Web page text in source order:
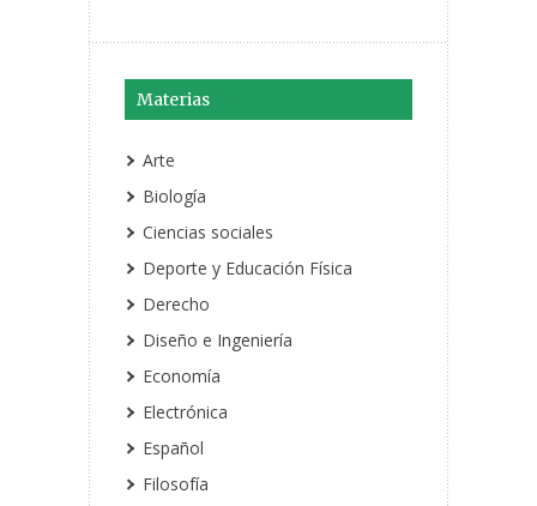
Materias
Arte
Biología
Ciencias sociales
Deporte y Educación Física
Derecho
Diseño e Ingeniería
Economía
Electrónica
Español
Filosofía